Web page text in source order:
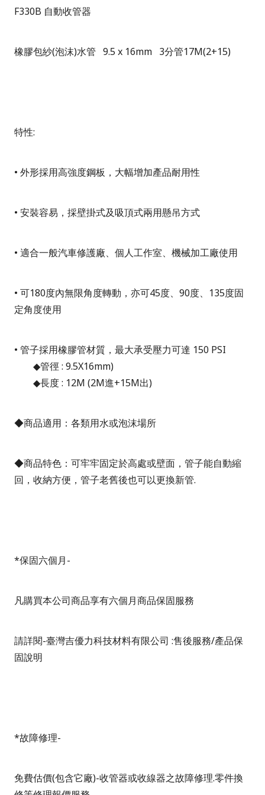
F330B 自動收管器
橡膠包紗(泡沫)水管 9.5 x 16mm 3分管17M(2+15)
特性:
• 外形採用高強度鋼板，大幅增加產品耐用性
• 安裝容易，採壁掛式及吸頂式兩用懸吊方式
• 適合一般汽車修護廠、個人工作室、機械加工廠使用
• 可180度內無限角度轉動，亦可45度、90度、135度固
定角度使用
• 管子採用橡膠管材質，最大承受壓力可達 150 PSI
◆管徑 : 9.5X16mm)
◆長度 : 12M (2M進+15M出)
◆商品適用：各類用水或泡沫場所
◆商品特色：可牢牢固定於高處或壁面，管子能自動縮
回，收納方便，管子老舊後也可以更換新管.
*保固六個月-
凡購買本公司商品享有六個月商品保固服務
請詳閱-臺灣吉優力科技材料有限公司 :售後服務/產品保
固說明
*故障修理-
免費估價(包含它廠)-收管器或收線器之故障修理.零件換